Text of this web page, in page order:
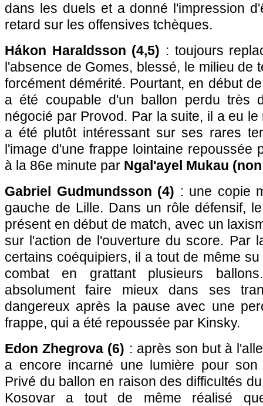
dans les duels et a donné l'impression
retard sur les offensives tchèques.
Hákon Haraldsson (4,5) : toujours
l'absence de Gomes, blessé, le milieu de
forcément démérité. Pourtant, en début
a été coupable d'un ballon perdu très
négocié par Provod. Par la suite, il a eu
a été plutôt intéressant sur ses rares
l'image d'une frappe lointaine repoussée
à la 86e minute par Ngal'ayel Mukau
Gabriel Gudmundsson (4) : une copie
gauche de Lille. Dans un rôle défensif,
présent en début de match, avec un
sur l'action de l'ouverture du score. Par
certains coéquipiers, il a tout de même
combat en grattant plusieurs
absolument faire mieux dans ses
dangereux après la pause avec une
frappe, qui a été repoussée par Kinsky.
Edon Zhegrova (6) : après son but à
a encore incarné une lumière pour
Privé du ballon en raison des difficultés
Kosovar a tout de même réalisé